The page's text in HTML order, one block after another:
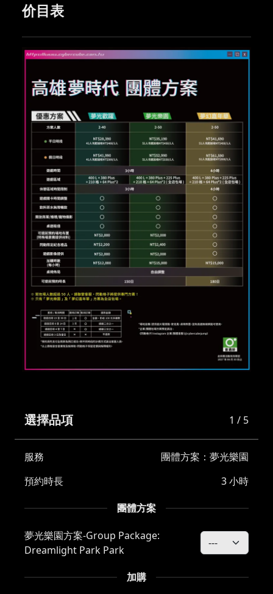
价目表
選擇品項 1 / 5
服務
團體方案：夢光樂園
預約時長
3 小時
團體方案
夢光樂園方案-Group Package:
Dreamlight Park Park
加購